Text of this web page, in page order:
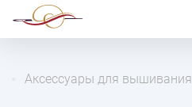
Аксессуары для вышивания